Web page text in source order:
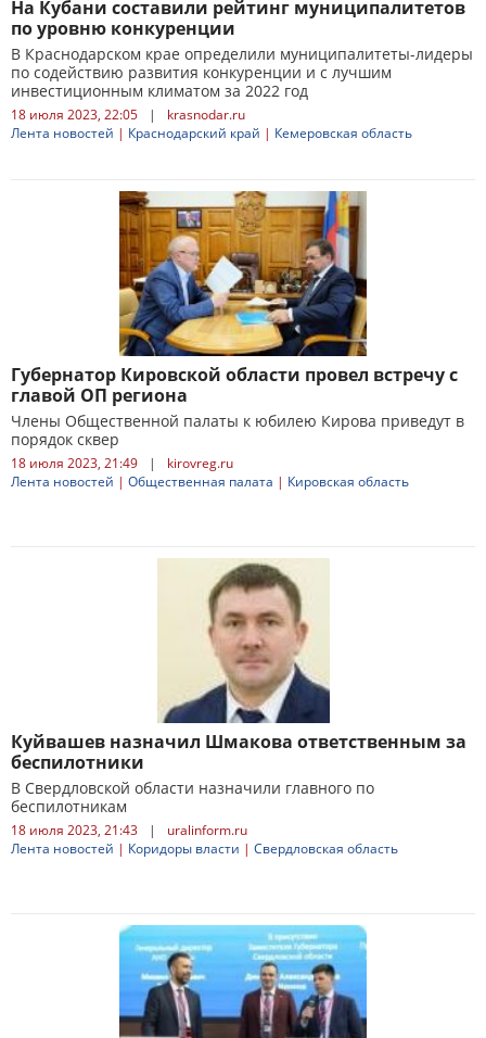
На Кубани составили рейтинг муниципалитетов
по уровню конкуренции
В Краснодарском крае определили муниципалитеты-лидеры
по содействию развития конкуренции и с лучшим
инвестиционным климатом за 2022 год
18 июля 2023, 22:05 |
krasnodar.ru
Лента новостей | Краснодарский край | Кемеровская область
Губернатор Кировской области провел встречу с
главой ОП региона
Члены Общественной палаты к юбилею Кирова приведут в
порядок сквер
18 июля 2023, 21:49 |
kirovreg.ru
Лента новостей | Общественная палата | Кировская область
Куйвашев назначил Шмакова ответственным за
беспилотники
В Свердловской области назначили главного по
беспилотникам
18 июля 2023, 21:43 |
uralinform.ru
Лента новостей | Коридоры власти | Свердловская область